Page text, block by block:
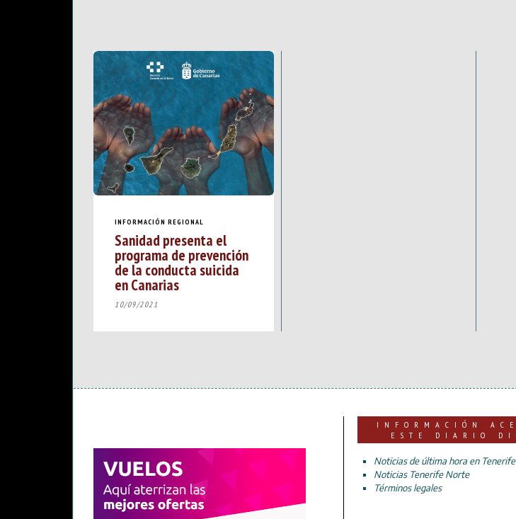
INFORMACIÓN REGIONAL
Sanidad presenta el
programa de prevención
de la conducta suicida
en Canarias
10/09/2021
INFORMACIÓN
ESTE DIARIO
Noticias de última hora en
Noticias Tenerife Norte
Términos legales